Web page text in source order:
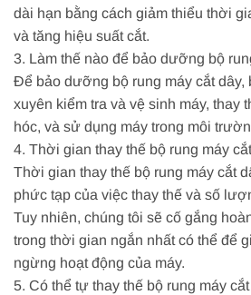
dài hạn bằng cách giảm thiểu thời
và tăng hiệu suất cắt.
3. Làm thế nào để bảo dưỡng bộ
Để bảo dưỡng bộ rung máy cắt dây,
xuyên kiểm tra và vệ sinh máy, thay
hóc, và sử dụng máy trong môi
4. Thời gian thay thế bộ rung máy
Thời gian thay thế bộ rung máy cắt
phức tạp của việc thay thế và số
Tuy nhiên, chúng tôi sẽ cố gắng
trong thời gian ngắn nhất có thể để
ngừng hoạt động của máy.
5. Có thể tự thay thế bộ rung máy